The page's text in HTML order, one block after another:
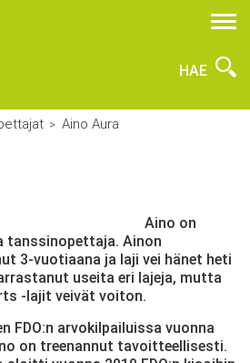
HAE
Aino Aura
Aino on
tanssinopettaja. Ainon
3-vuotiaana ja laji vei hänet heti
useita eri lajeja, mutta
-lajit veivät voiton.
FDO:n arvokilpailuissa vuonna
on treenannut tavoitteellisesti.